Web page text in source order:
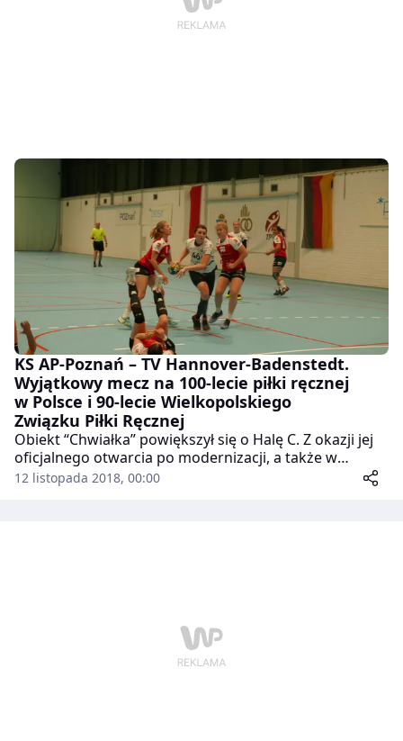
KS AP-Poznań – TV Hannover-Badenstedt.
Wyjątkowy mecz na 100-lecie piłki ręcznej
w Polsce i 90-lecie Wielkopolskiego
Związku Piłki Ręcznej
Obiekt “Chwiałka” powiększył się o Halę C. Z okazji jej
oficjalnego otwarcia po modernizacji, a także w
związku z przypadającymi w tym roku 100-leciem piłki
12 listopada 2018, 00:00